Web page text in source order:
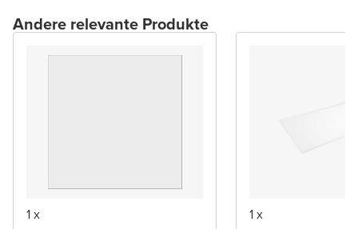
Andere relevante Produkte
1 x
1 x